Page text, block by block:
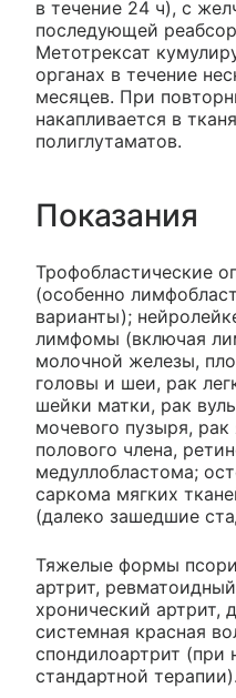
в течение 24 ч), с
последующей
Метотрексат
органах в течение
месяцев. При
накапливается в
полиглутаматов.
Показания
Трофобластические
(особенно
варианты);
лимфомы (включая
молочной железы,
головы и шеи, рак
шейки матки, рак
мочевого пузыря, рак
полового члена,
медуллобластома;
саркома мягких
(далеко зашедшие
Тяжелые формы
артрит,
хронический артрит,
системная красная
спондилоартрит (при
стандартной терапии).